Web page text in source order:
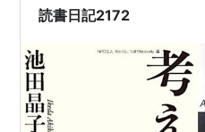
太郎のオブジェ…
読書日記2172